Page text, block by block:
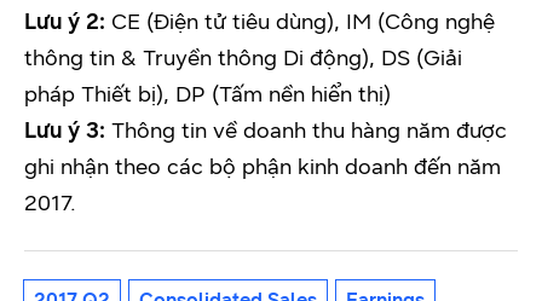
Lưu ý 2: CE (Điện tử tiêu dùng), IM (Công nghệ
thông tin & Truyền thông Di động), DS (Giải
pháp Thiết bị), DP (Tấm nền hiển thị)
Lưu ý 3: Thông tin về doanh thu hàng năm được
ghi nhận theo các bộ phận kinh doanh đến năm
2017.